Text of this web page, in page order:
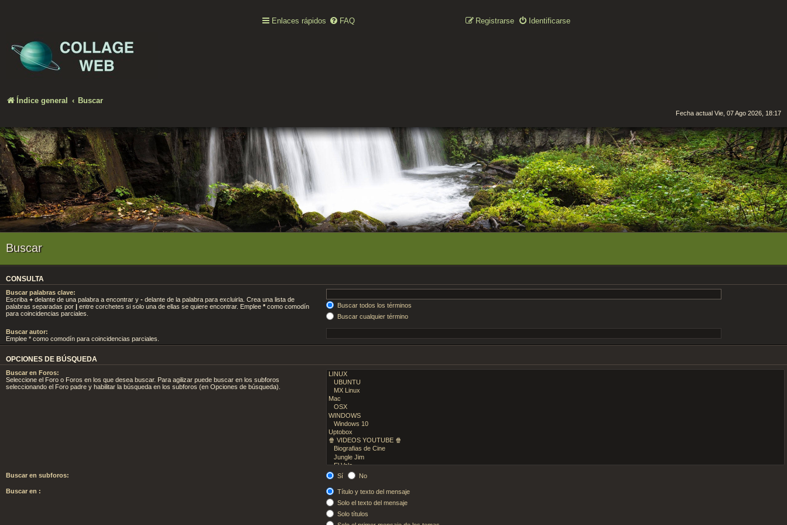
Enlaces rápidos FAQ Identificarse
Registrarse
Índice general Buscar
Fecha actual Vie, 07 Ago 2026, 18:17
Buscar
CONSULTA
Buscar palabras clave:
Escriba + delante de una palabra a encontrar y - delante de la palabra para excluirla. Crea una lista de
palabras separadas por | entre corchetes si solo una de ellas se quiere encontrar. Emplee * como comodín
para coincidencias parciales.
Buscar todos los términos
Buscar cualquier término
Buscar autor:
Emplee * como comodín para coincidencias parciales.
OPCIONES DE BÚSQUEDA
Buscar en Foros:
Seleccione el Foro o Foros en los que desea buscar. Para agilizar puede buscar en los subforos
seleccionando el Foro padre y habilitar la búsqueda en los subforos (en Opciones de búsqueda).
Buscar en subforos: Sí No
Buscar en :
Título y texto del mensaje
Solo el texto del mensaje
Solo títulos